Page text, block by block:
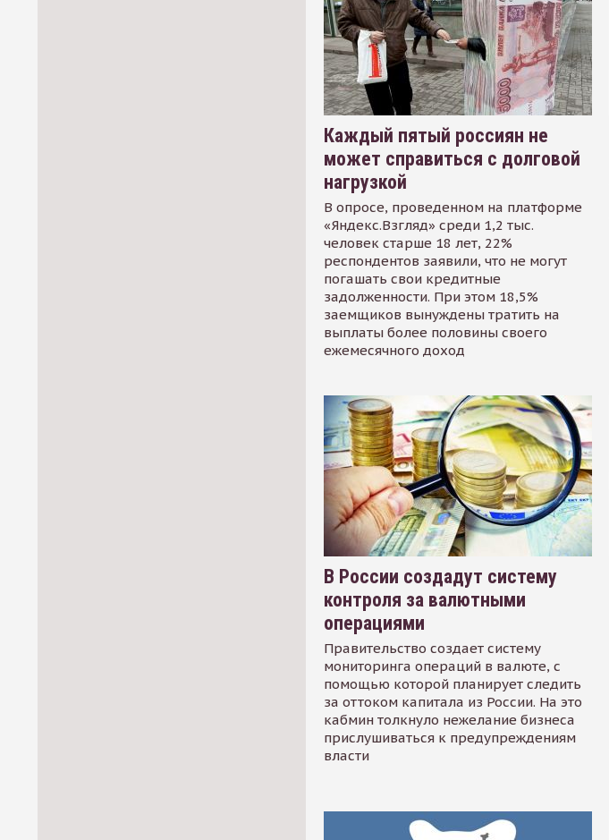
Каждый пятый россиян не
может справиться с долговой
нагрузкой
В опросе, проведенном на платформе
«Яндекс.Взгляд» среди 1,2 тыс.
человек старше 18 лет, 22%
респондентов заявили, что не могут
погашать свои кредитные
задолженности. При этом 18,5%
заемщиков вынуждены тратить на
выплаты более половины своего
ежемесячного доход
В России создадут систему
контроля за валютными
операциями
Правительство создает систему
мониторинга операций в валюте, с
помощью которой планирует следить
за оттоком капитала из России. На это
кабмин толкнуло нежелание бизнеса
прислушиваться к предупреждениям
власти